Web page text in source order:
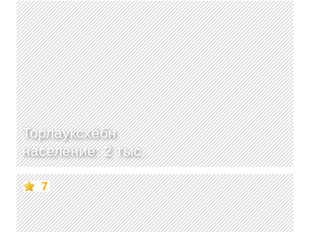
Торлауксхёбн
население: 2 тыс.
7